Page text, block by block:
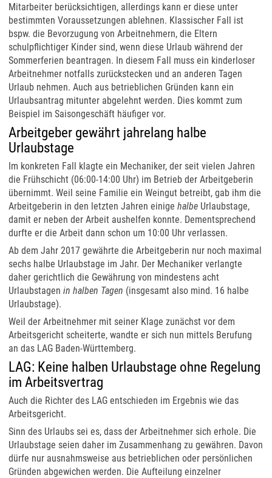
Mitarbeiter berücksichtigen, allerdings kann er diese unter
bestimmten Voraussetzungen ablehnen. Klassischer Fall ist
bspw. die Bevorzugung von Arbeitnehmern, die Eltern
schulpflichtiger Kinder sind, wenn diese Urlaub während der
Sommerferien beantragen. In diesem Fall muss ein kinderloser
Arbeitnehmer notfalls zurückstecken und an anderen Tagen
Urlaub nehmen. Auch aus betrieblichen Gründen kann ein
Urlaubsantrag mitunter abgelehnt werden. Dies kommt zum
Beispiel im Saisongeschäft häufiger vor.
Arbeitgeber gewährt jahrelang halbe
Urlaubstage
Im konkreten Fall klagte ein Mechaniker, der seit vielen Jahren
die Frühschicht (06:00-14:00 Uhr) im Betrieb der Arbeitgeberin
übernimmt. Weil seine Familie ein Weingut betreibt, gab ihm die
Arbeitgeberin in den letzten Jahren einige halbe Urlaubstage,
damit er neben der Arbeit aushelfen konnte. Dementsprechend
durfte er die Arbeit dann schon um 10:00 Uhr verlassen.
Ab dem Jahr 2017 gewährte die Arbeitgeberin nur noch maximal
sechs halbe Urlaubstage im Jahr. Der Mechaniker verlangte
daher gerichtlich die Gewährung von mindestens acht
Urlaubstagen in halben Tagen (insgesamt also mind. 16 halbe
Urlaubstage).
Weil der Arbeitnehmer mit seiner Klage zunächst vor dem
Arbeitsgericht scheiterte, wandte er sich nun mittels Berufung
an das LAG Baden-Württemberg.
LAG: Keine halben Urlaubstage ohne Regelung
im Arbeitsvertrag
Auch die Richter des LAG entschieden im Ergebnis wie das
Arbeitsgericht.
Sinn des Urlaubs sei es, dass der Arbeitnehmer sich erhole. Die
Urlaubstage seien daher im Zusammenhang zu gewähren. Davon
dürfe nur ausnahmsweise aus betrieblichen oder persönlichen
Gründen abgewichen werden. Die Aufteilung einzelner